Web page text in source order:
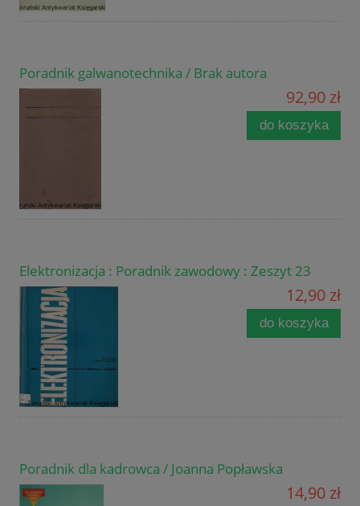
Poradnik galwanotechnika / Brak autora
92,90 zł
do koszyka
Elektronizacja : Poradnik zawodowy : Zeszyt 23
12,90 zł
do koszyka
Poradnik dla kadrowca / Joanna Popławska
14,90 zł